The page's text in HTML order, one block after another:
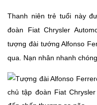
Thanh niên trẻ tuổi này
đoàn Fiat Chrysler
tượng đài tướng Alfonso
qua. Nạn nhân nhanh